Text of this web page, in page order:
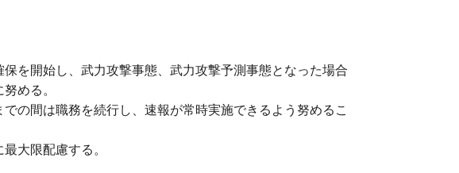
を開始し、武力攻撃事態、武力攻撃予測事態となった場合
める。
の間は職務を続行し、速報が常時実施できるよう努めるこ
大限配慮する。